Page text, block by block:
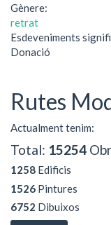
Gènere:
retrat
Esdeveniments
Donació
Rutes
Actualment tenim:
Total: 15254
1258 Edificis
1526 Pintures
6752 Dibuixos